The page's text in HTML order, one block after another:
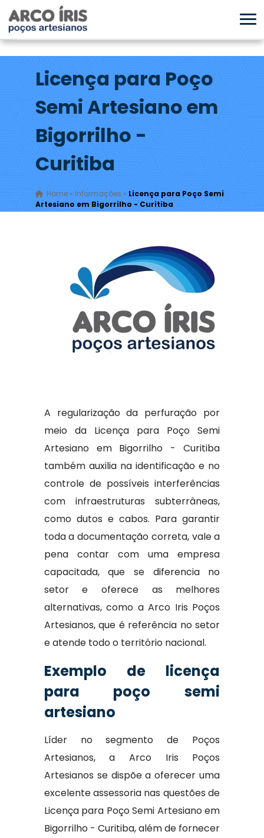
Licença para Poço
Semi Artesiano em
Bigorrilho -
Curitiba
Home» Informações » Licença para Poço Semi
Artesiano em Bigorrilho - Curitiba
A regularização da perfuração por
meio da Licença para Poço Semi
Artesiano em Bigorrilho - Curitiba
também auxilia na identificação e no
controle de possíveis interferências
com infraestruturas subterrâneas,
como dutos e cabos. Para garantir
toda a documentação correta, vale a
pena contar com uma empresa
capacitada, que se diferencia no
setor e oferece as melhores
alternativas, como a Arco Iris Poços
Artesianos, que é referência no setor
e atende todo o território nacional.
Exemplo de licença
para poço semi
artesiano
Líder no segmento de Poços
Artesianos, a Arco Iris Poços
Artesianos se dispõe a oferecer uma
excelente assessoria nas questões de
Licença para Poço Semi Artesiano em
Bigorrilho - Curitiba, além de fornecer